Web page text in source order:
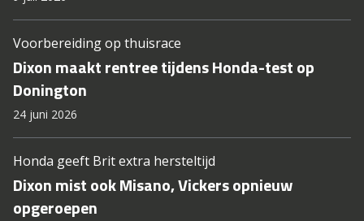
Voorbereiding op thuisrace
Dixon maakt rentree tijdens Honda-test op
Donington
24 juni 2026
Honda geeft Brit extra hersteltijd
Dixon mist ook Misano, Vickers opnieuw
opgeroepen